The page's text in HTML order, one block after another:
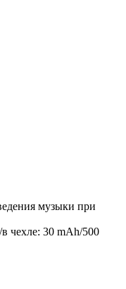
музыки при
чехле: 30 mAh/500